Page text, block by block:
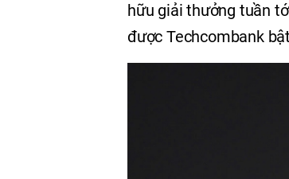
hữu giải thưởng tuần
được Techcombank